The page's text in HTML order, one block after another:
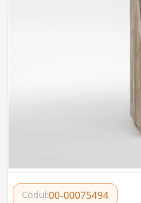
Codul:00-00075494